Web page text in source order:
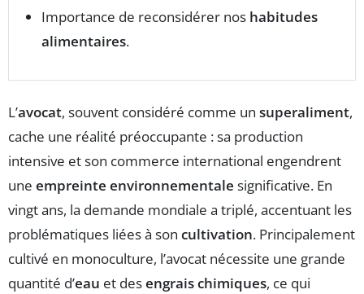
Importance de reconsidérer nos habitudes
alimentaires.
L’avocat, souvent considéré comme un superaliment,
cache une réalité préoccupante : sa production
intensive et son commerce international engendrent
une empreinte environnementale significative. En
vingt ans, la demande mondiale a triplé, accentuant les
problématiques liées à son cultivation. Principalement
cultivé en monoculture, l’avocat nécessite une grande
quantité d’eau et desengrais chimiques, ce qui